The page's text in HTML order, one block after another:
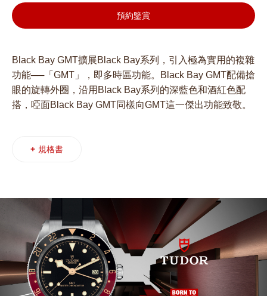
預約鑒賞
Black Bay GMT擴展Black Bay系列，引入極為實用的複雜
功能──「GMT」，即多時區功能。Black Bay GMT配備搶
眼的旋轉外圈，沿用Black Bay系列的深藍色和酒紅色配
搭，啞面Black Bay GMT同樣向GMT這一傑出功能致敬。
+ 規格書